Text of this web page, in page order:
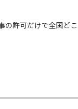
許可だけで全国どこ